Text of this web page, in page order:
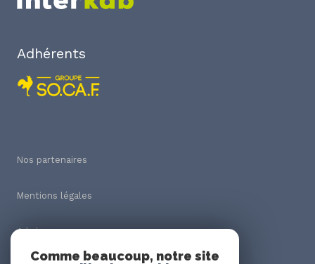
Adhérents
Nos partenaires
Mentions légales
Admin
Comme beaucoup, notre site